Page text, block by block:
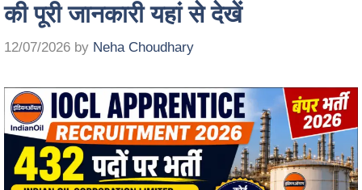
की पूरी जानकारी यहां से देखें
12/07/2026 by Neha Choudhary